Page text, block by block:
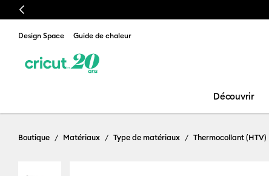
Previous
Design Space Guide de chaleur
Découvrir
Boutique Matériaux Type de matériaux Thermocollant (HTV)